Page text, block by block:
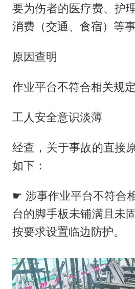
要为伤者的医疗费、护
消费（交通、食宿）等事
原因查明
作业平台不符合相关规定
工人安全意识淡薄
经查，关于事故的直接
如下：
☛ 涉事作业平台不符合
台的脚手板未铺满且未
按要求设置临边防护。